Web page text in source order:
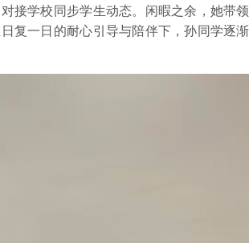
接学校同步学生动态。闲暇之余，她带
复一日的耐心引导与陪伴下，孙同学逐